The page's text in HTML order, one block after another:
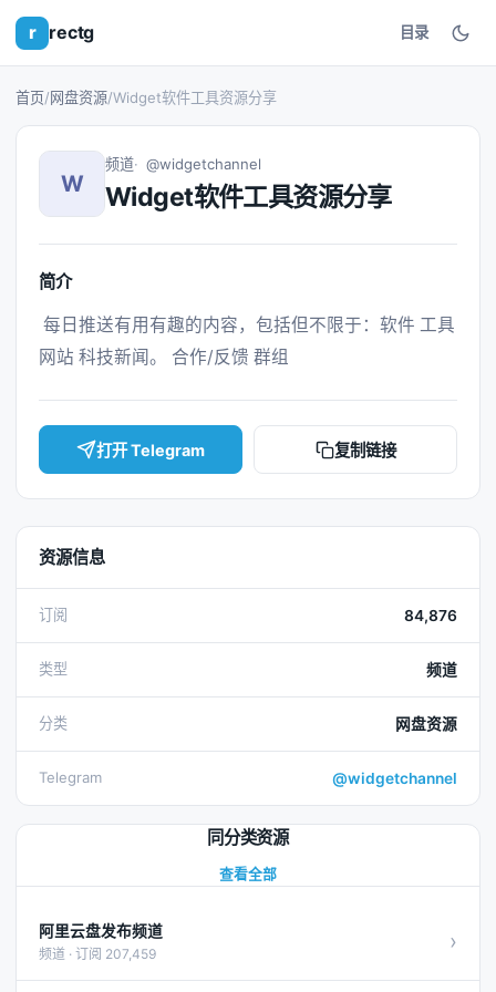
r rectg 目录
首页/网盘资源/Widget软件工具资源分享
W
频道 @widgetchannel
Widget软件工具资源分享
简介
网站 科技新闻。 合作/反馈 群组
打开 Telegram 复制链接
资源信息
订阅 84,876
类型 频道
分类 网盘资源
Telegram @widgetchannel
同分类资源
查看全部
阿里云盘发布频道
频道 · 订阅 207,459 ›